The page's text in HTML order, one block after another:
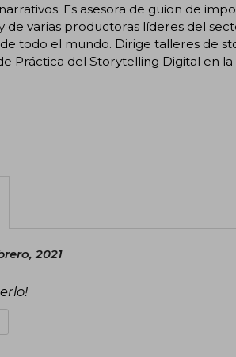
Es asesora de guion de
de varias productoras líderes del
todo el mundo. Dirige talleres de
Práctica del Storytelling Digital en
2021